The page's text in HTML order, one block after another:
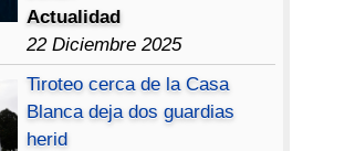
Actualidad
22 Diciembre 2025
Tiroteo cerca de la Casa
Blanca deja dos guardias
herid